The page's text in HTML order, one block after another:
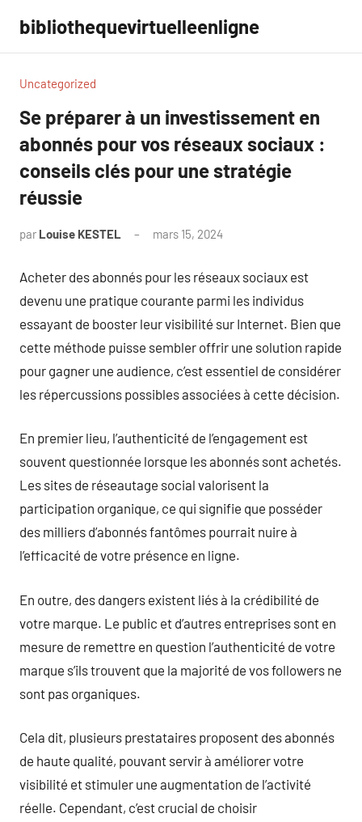
contenu
bibliothequevirtuelleenligne
Uncategorized
Se préparer à un investissement en
abonnés pour vos réseaux sociaux :
conseils clés pour une stratégie
réussie
par Louise KESTEL mars 15, 2024
Acheter des abonnés pour les réseaux sociaux est
devenu une pratique courante parmi les individus
essayant de booster leur visibilité sur Internet. Bien que
cette méthode puisse sembler offrir une solution rapide
pour gagner une audience, c’est essentiel de considérer
les répercussions possibles associées à cette décision.
En premier lieu, l’authenticité de l’engagement est
souvent questionnée lorsque les abonnés sont achetés.
Les sites de réseautage social valorisent la
participation organique, ce qui signifie que posséder
des milliers d’abonnés fantômes pourrait nuire à
l’efficacité de votre présence en ligne.
En outre, des dangers existent liés à la crédibilité de
votre marque. Le public et d’autres entreprises sont en
mesure de remettre en question l’authenticité de votre
marque s’ils trouvent que la majorité de vos followers ne
sont pas organiques.
Cela dit, plusieurs prestataires proposent des abonnés
de haute qualité, pouvant servir à améliorer votre
visibilité et stimuler une augmentation de l’activité
réelle. Cependant, c’est crucial de choisir